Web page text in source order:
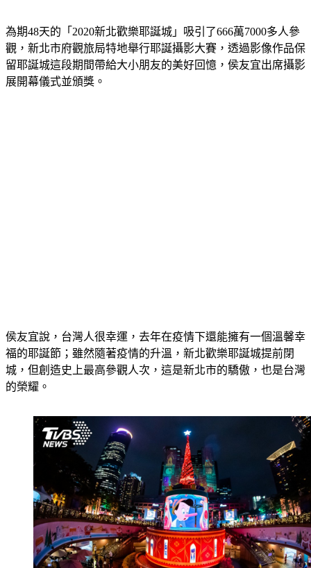
為期48天的「2020新北歡樂耶誕城」吸引了666萬7000多人參
觀，新北市府觀旅局特地舉行耶誕攝影大賽，透過影像作品保
留耶誕城這段期間帶給大小朋友的美好回憶，侯友宜出席攝影
展開幕儀式並頒獎。
侯友宜說，台灣人很幸運，去年在疫情下還能擁有一個溫馨幸
福的耶誕節；雖然隨著疫情的升溫，新北歡樂耶誕城提前閉
城，但創造史上最高參觀人次，這是新北市的驕傲，也是台灣
的榮耀。